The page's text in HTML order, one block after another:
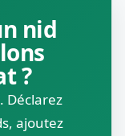
nid
?
Déclarez
ajoutez